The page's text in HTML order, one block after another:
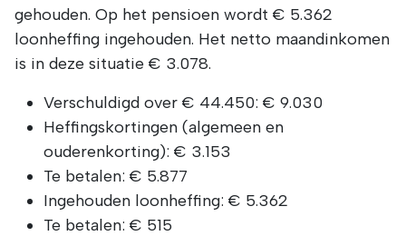
gehouden. Op het pensioen wordt € 5.362
loonheffing ingehouden. Het netto maandinkomen
is in deze situatie € 3.078.
Verschuldigd over € 44.450: € 9.030
Heffingskortingen (algemeen en
ouderenkorting): € 3.153
Te betalen: € 5.877
Ingehouden loonheffing: € 5.362
Te betalen: € 515